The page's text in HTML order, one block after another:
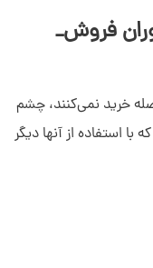
فروش_
خرید نمی‌کنند، چشم
با استفاده از آنها دیگر